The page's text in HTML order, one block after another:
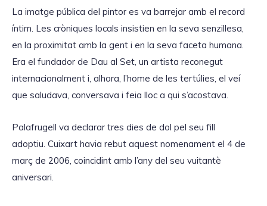
La imatge pública del pintor es va barrejar amb el record
íntim. Les cròniques locals insistien en la seva senzillesa,
en la proximitat amb la gent i en la seva faceta humana.
Era el fundador de Dau al Set, un artista reconegut
internacionalment i, alhora, l’home de les tertúlies, el veí
que saludava, conversava i feia lloc a qui s’acostava.
Palafrugell va declarar tres dies de dol pel seu fill
adoptiu. Cuixart havia rebut aquest nomenament el 4 de
març de 2006, coincidint amb l’any del seu vuitantè
aniversari.